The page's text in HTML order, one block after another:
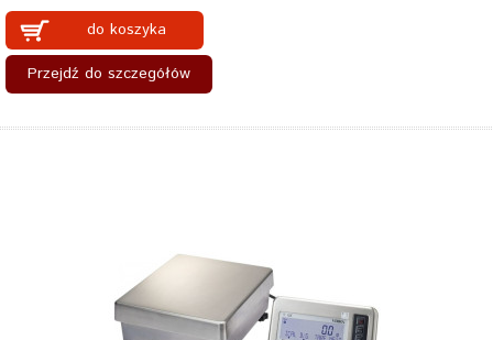
do koszyka
Przejdź do szczegółów